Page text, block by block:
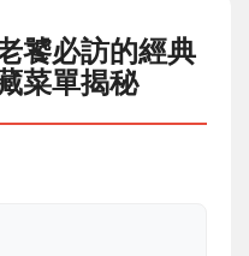
饕必訪的經典
菜單揭秘